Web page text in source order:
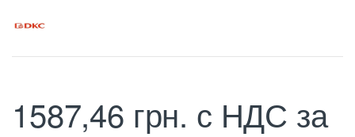
1587,46 грн. с НДС за